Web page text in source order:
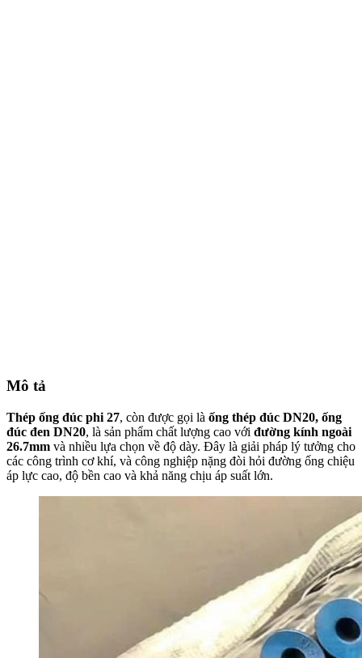
Mô tả
Thép ống đúc phi 27, còn được gọi là ống thép đúc DN20, ống
đúc đen DN20, là sản phẩm chất lượng cao với đường kính ngoài
26.7mm và nhiều lựa chọn về độ dày. Đây là giải pháp lý tưởng cho
các công trình cơ khí, và công nghiệp nặng đòi hỏi đường ống chiệu
áp lực cao, độ bền cao và khả năng chịu áp suất lớn.